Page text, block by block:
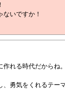
いですか！
作れる時代だからね
、勇気をくれるテー